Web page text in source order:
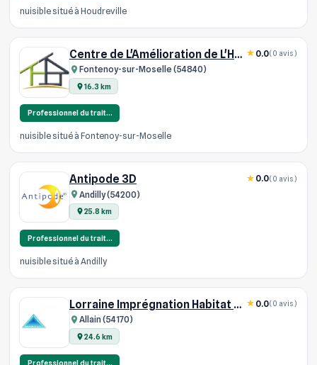
nuisible situé à Houdreville
Centre de L'Amélioration de L'Habit
Fontenoy-sur-Moselle (54840)
16.3 km
0.0(0 avis)
Professionnel du trait…
nuisible situé à Fontenoy-sur-Moselle
Antipode 3D
Andilly (54200)
25.8 km
0.0(0 avis)
Professionnel du trait…
nuisible situé à Andilly
Lorraine Imprégnation Habitat SARL
Allain (54170)
24.6 km
0.0(0 avis)
Professionnel du trait…